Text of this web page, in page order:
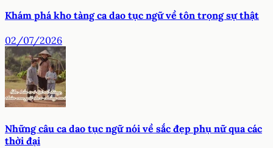
Khám phá kho tàng ca dao tục ngữ về tôn trọng sự thật
02/07/2026
Những câu ca dao tục ngữ nói về sắc đẹp phụ nữ qua các
thời đại